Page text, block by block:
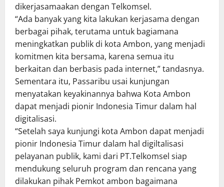
dikerjasamaakan dengan Telkomsel.
“Ada banyak yang kita lakukan kerjasama dengan
berbagai pihak, terutama untuk bagiamana
meningkatkan publik di kota Ambon, yang menjadi
komitmen kita bersama, karena semua itu
berkaitan dan berbasis pada internet,” tandasnya.
Sementara itu, Passaribu usai kunjungan
menyatakan keyakinannya bahwa Kota Ambon
dapat menjadi pionir Indonesia Timur dalam hal
digitalisasi.
“Setelah saya kunjungi kota Ambon dapat menjadi
pionir Indonesia Timur dalam hal digiltalisasi
pelayanan publik, kami dari PT.Telkomsel siap
mendukung seluruh program dan rencana yang
dilakukan pihak Pemkot ambon bagaimana